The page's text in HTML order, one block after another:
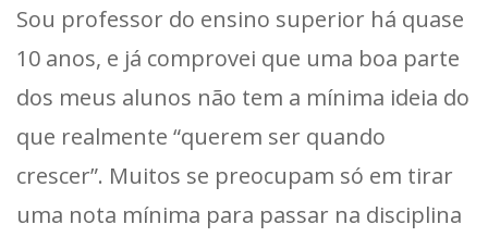
Sou professor do ensino superior há quase
10 anos, e já comprovei que uma boa parte
dos meus alunos não tem a mínima ideia do
que realmente “querem ser quando
crescer”. Muitos se preocupam só em tirar
uma nota mínima para passar na disciplina